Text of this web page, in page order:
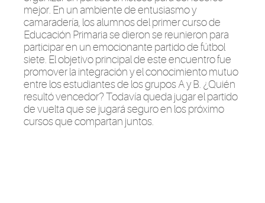
mejor. En un ambiente de entusiasmo y
camaradería, los alumnos del primer curso de
Educación Primaria se dieron se reunieron para
participar en un emocionante partido de fútbol
siete. El objetivo principal de este encuentro fue
promover la integración y el conocimiento mutuo
entre los estudiantes de los grupos A y B. ¿Quién
resultó vencedor? Todavía queda jugar el partido
de vuelta que se jugará seguro en los próximo
cursos que compartan juntos.